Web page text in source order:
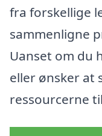
fra forskellige
sammenligne
Uanset om du
eller ønsker at
ressourcerne